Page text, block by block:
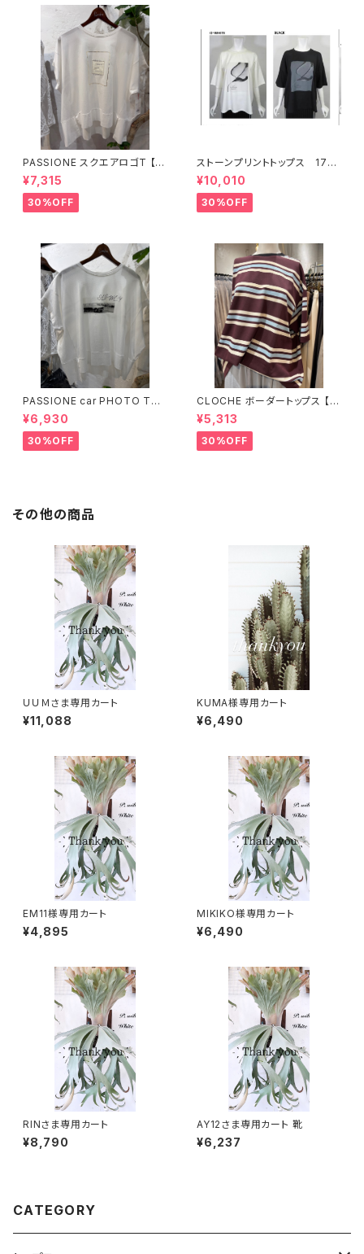
PASSIONE スクエアロゴT 【6
26938】
¥7,315
30%OFF
ストーンプリントトップス 176
34
¥10,010
30%OFF
PASSIONE car PHOTO Tシ
ャツ 【626939】
¥6,930
30%OFF
CLOCHE ボーダートップス 【6
12-85776】
¥5,313
30%OFF
その他の商品
ＵＵＭさま専用カート
¥11,088
KUMA様専用カート
¥6,490
EM11様専用カート
¥4,895
MIKIKO様専用カート
¥6,490
RINさま専用カート
¥8,790
AY12さま専用カート 靴
¥6,237
CATEGORY